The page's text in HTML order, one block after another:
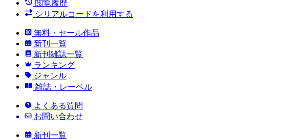
閲覧履歴
シリアルコードを利用する
無料・セール作品
新刊一覧
新刊雑誌一覧
ランキング
ジャンル
雑誌・レーベル
よくある質問
お問い合わせ
新刊一覧